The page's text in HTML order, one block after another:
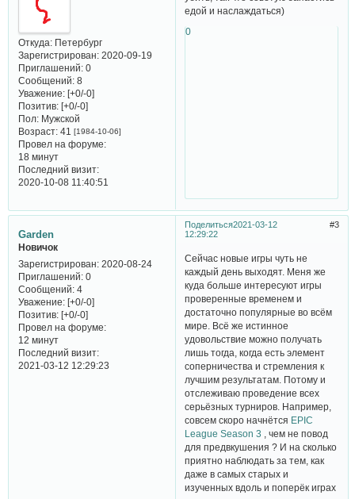
Откуда:Петербург
Зарегистрирован: 2020-09-19
Приглашений:0
Сообщений:8
Уважение: [+0/-0]
Позитив: [+0/-0]
Пол:Мужской
Возраст:41 [1984-10-06]
Провел на форуме:
18 минут
Последний визит:
2020-10-08 11:40:51
едой и наслаждаться)
0
Поделиться 3
2021-03-12
12:29:22
Garden
Новичок
Зарегистрирован: 2020-08-24
Приглашений:0
Сообщений:4
Уважение: [+0/-0]
Позитив: [+0/-0]
Провел на форуме:
12 минут
Последний визит:
2021-03-12 12:29:23
Сейчас новые игры чуть не
каждый день выходят. Меня же
куда больше интересуют игры
проверенные временем и
достаточно популярные во всём
мире. Всё же истинное
удовольствие можно получать
лишь тогда, когда есть элемент
соперничества и стремления к
лучшим результатам. Потому и
отслеживаю проведение всех
серьёзных турниров. Например,
совсем скоро начнётся EPIC
League Season 3 , чем не повод
для предвкушения ? И на сколько
приятно наблюдать за тем, как
даже в самых старых и
изученных вдоль и поперёк играх